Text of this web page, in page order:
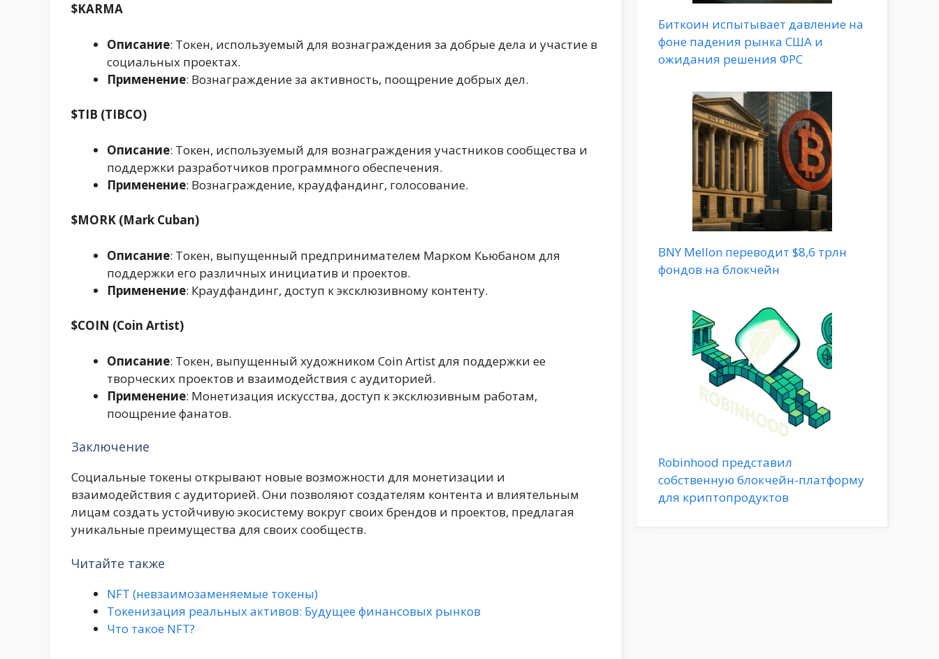
$KARMA
Описание: Токен, используемый для вознаграждения за добрые дела и участие в
социальных проектах.
Применение: Вознаграждение за активность, поощрение добрых дел.
$TIB (TIBCO)
Описание: Токен, используемый для вознаграждения участников сообщества и
поддержки разработчиков программного обеспечения.
Применение: Вознаграждение, краудфандинг, голосование.
$MORK (Mark Cuban)
Описание: Токен, выпущенный предпринимателем Марком Кьюбаном для
поддержки его различных инициатив и проектов.
Применение: Краудфандинг, доступ к эксклюзивному контенту.
$COIN (Coin Artist)
Описание: Токен, выпущенный художником Coin Artist для поддержки ее
творческих проектов и взаимодействия с аудиторией.
Применение: Монетизация искусства, доступ к эксклюзивным работам,
поощрение фанатов.
Заключение
Социальные токены открывают новые возможности для монетизации и
взаимодействия с аудиторией. Они позволяют создателям контента и влиятельным
лицам создать устойчивую экосистему вокруг своих брендов и проектов, предлагая
уникальные преимущества для своих сообществ.
Читайте также
NFT (невзаимозаменяемые токены)
Токенизация реальных активов: Будущее финансовых рынков
Что такое NFT?
Биткоин испытывает давление на
фоне падения рынка США и
ожидания решения ФРС
BNY Mellon переводит $8,6 трлн
фондов на блокчейн
Robinhood представил
собственную блокчейн-платформу
для криптопродуктов